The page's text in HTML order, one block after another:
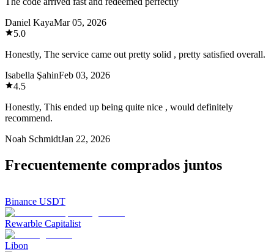
Daniel KayaMar 05, 2026
5.0
Honestly, The service came out pretty solid , pretty satisfied overall.
Isabella ŞahinFeb 03, 2026
4.5
Honestly, This ended up being quite nice , would definitely
recommend.
Noah SchmidtJan 22, 2026
Frecuentemente comprados juntos
Binance USDT
Rewarble Capitalist
Libon